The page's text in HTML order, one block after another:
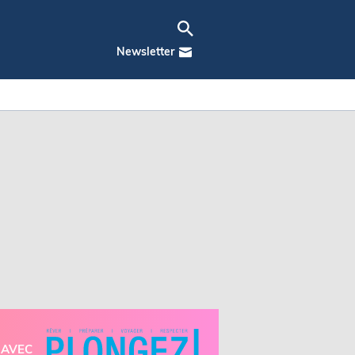
Newsletter
AVEC